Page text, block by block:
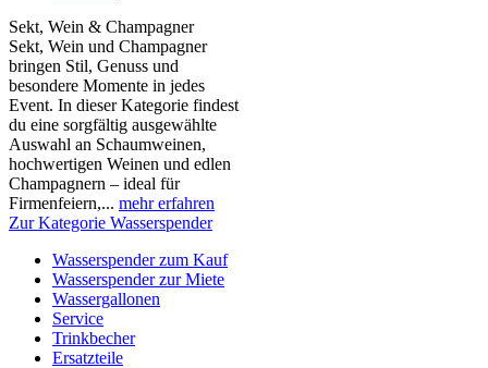
Sekt, Wein & Champagner
Sekt, Wein und Champagner
bringen Stil, Genuss und
besondere Momente in jedes
Event. In dieser Kategorie findest
du eine sorgfältig ausgewählte
Auswahl an Schaumweinen,
hochwertigen Weinen und edlen
Champagnern – ideal für
Firmenfeiern,... mehr erfahren
Zur Kategorie Wasserspender
Wasserspender zum Kauf
Wasserspender zur Miete
Wassergallonen
Service
Trinkbecher
Ersatzteile